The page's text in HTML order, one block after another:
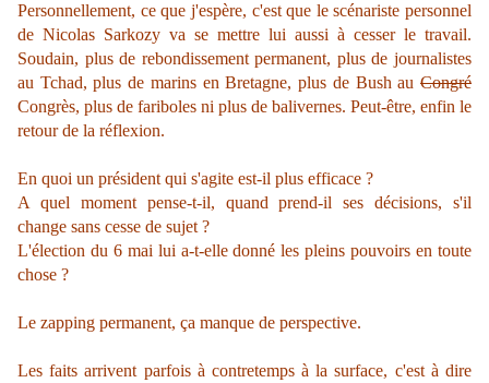
Personnellement, ce que j'espère, c'est que le scénariste personnel
de Nicolas Sarkozy va se mettre lui aussi à cesser le travail.
Soudain, plus de rebondissement permanent, plus de journalistes
au Tchad, plus de marins en Bretagne, plus de Bush au Congré
Congrès, plus de fariboles ni plus de balivernes. Peut-être, enfin le
retour de la réflexion.
En quoi un président qui s'agite est-il plus efficace ?
A quel moment pense-t-il, quand prend-il ses décisions, s'il
change sans cesse de sujet ?
L'élection du 6 mai lui a-t-elle donné les pleins pouvoirs en toute
chose ?
Le zapping permanent, ça manque de perspective.
Les faits arrivent parfois à contretemps à la surface, c'est à dire